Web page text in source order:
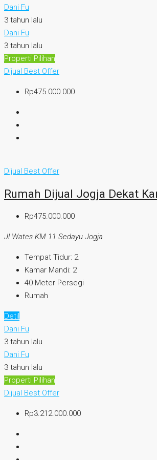
Dani Fu
3 tahun lalu
Dani Fu
3 tahun lalu
Properti Pilihan
Dijual Best Offer
Rp475.000.000
Dijual Best Offer
Rumah Dijual Jogja Dekat
Rp475.000.000
Jl Wates KM 11 Sedayu Jogja
Tempat Tidur: 2
Kamar Mandi: 2
40 Meter Persegi
Rumah
Detil
Dani Fu
3 tahun lalu
Dani Fu
3 tahun lalu
Properti Pilihan
Dijual Best Offer
Rp3.212.000.000